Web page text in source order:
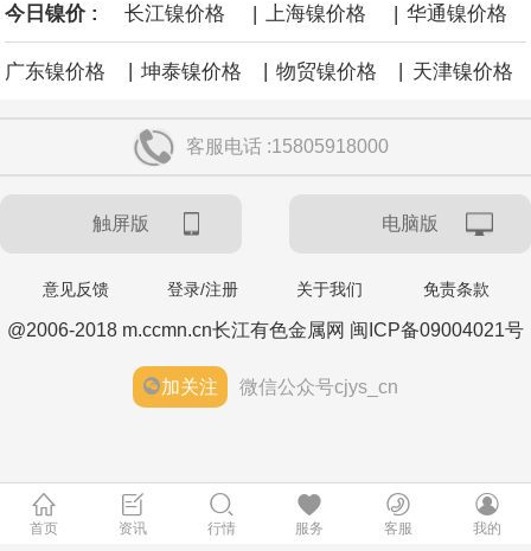
今日镍价 : 长江镍价格 | 上海镍价格 | 华通镍价格
广东镍价格 | 坤泰镍价格 | 物贸镍价格 | 天津镍价格
客服电话 :15805918000
触屏版 电脑版
意见反馈 登录/注册 关于我们 免责条款
@2006-2018 m.ccmn.cn长江有色金属网 闽ICP备09004021号
加关注 微信公众号cjys_cn
首页 资讯 行情 服务 客服 我的